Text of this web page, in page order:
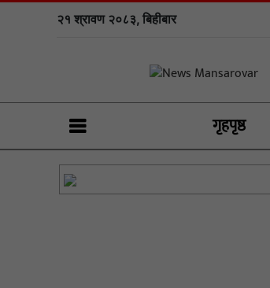
२१ श्रावण २०८३, बिहीबार
गृहपृष्ठ